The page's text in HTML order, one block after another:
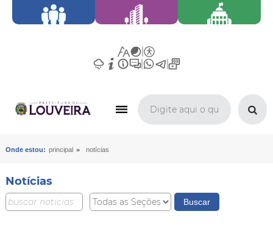
Onde estou: principal » notícias
Notícias